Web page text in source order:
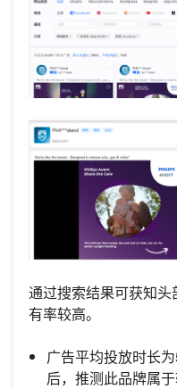
通过搜索结果可获知
有率较高。
广告平均投放时长
后，推测此品牌属于